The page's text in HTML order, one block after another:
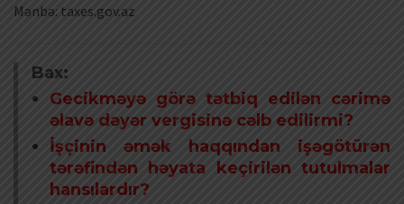
Mənbə: taxes.gov.az
Bax:
Gecikməyə görə tətbiq edilən cərimə
əlavə dəyər vergisinə cəlb edilirmi?
İşçinin əmək haqqından işəgötürən
tərəfindən həyata keçirilən tutulmalar
hansılardır?